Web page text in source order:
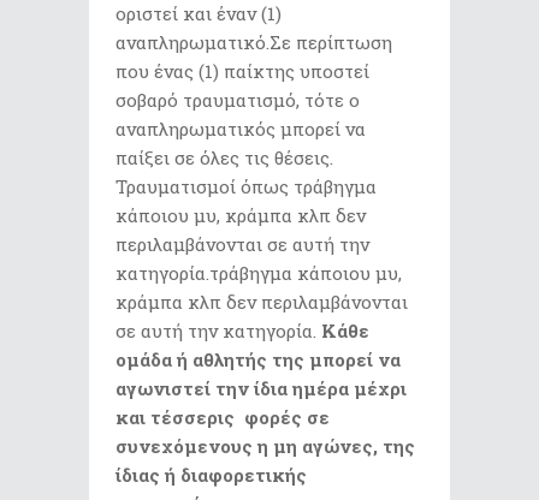
οριστεί και έναν (1)
αναπληρωματικό.Σε περίπτωση
που ένας (1) παίκτης υποστεί
σοβαρό τραυματισμό, τότε ο
αναπληρωματικός μπορεί να
παίξει σε όλες τις θέσεις.
Τραυματισμοί όπως τράβηγμα
κάποιου μυ, κράμπα κλπ δεν
περιλαμβάνονται σε αυτή την
κατηγορία.τράβηγμα κάποιου μυ,
κράμπα κλπ δεν περιλαμβάνονται
σε αυτή την κατηγορία. Κάθε
ομάδα ή αθλητής της μπορεί να
αγωνιστεί την ίδια ημέρα μέχρι
και τέσσερις φορές σε
συνεχόμενους η μη αγώνες, της
ίδιας ή διαφορετικής